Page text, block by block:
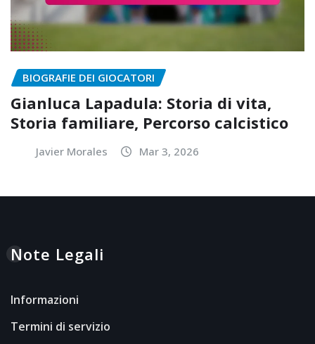
BIOGRAFIE DEI GIOCATORI
Gianluca Lapadula: Storia di vita,
Storia familiare, Percorso calcistico
Javier Morales Mar 3, 2026
Note Legali
Informazioni
Termini di servizio